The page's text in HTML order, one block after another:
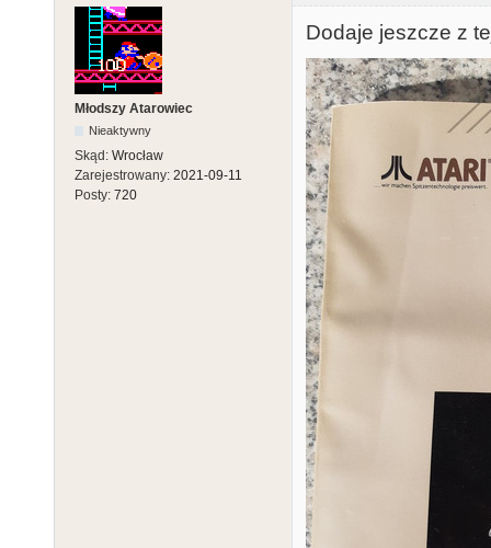
Młodszy Atarowiec
Nieaktywny
Skąd: Wrocław
Zarejestrowany: 2021-09-11
Posty: 720
Dodaje jeszcze z